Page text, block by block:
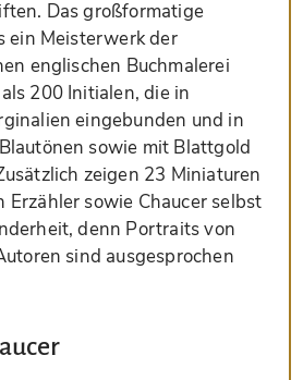
Das großformatige
ein Meisterwerk der
englischen Buchmalerei
200 Initialen, die in
eingebunden und in
sowie mit Blattgold
zeigen 23 Miniaturen
Erzähler sowie Chaucer selbst
denn Portraits von
sind ausgesprochen